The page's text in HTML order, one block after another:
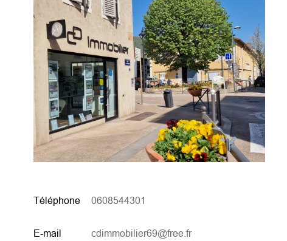
Téléphone 0608544301
E-mail cdimmobilier69@free.fr